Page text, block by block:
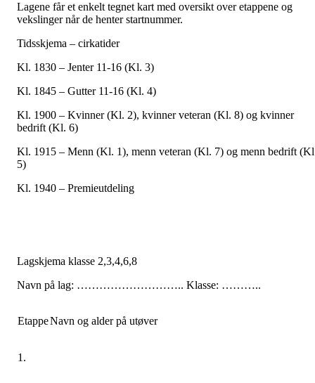
Lagene får et enkelt tegnet kart med oversikt over etappene og
vekslinger når de henter startnummer.
Tidsskjema – cirkatider
Kl. 1830 – Jenter 11-16 (Kl. 3)
Kl. 1845 – Gutter 11-16 (Kl. 4)
Kl. 1900 – Kvinner (Kl. 2), kvinner veteran (Kl. 8) og kvinner
bedrift (Kl. 6)
Kl. 1915 – Menn (Kl. 1), menn veteran (Kl. 7) og menn bedrift
5)
Kl. 1940 – Premieutdeling
Lagskjema klasse 2,3,4,6,8
Navn på lag: ……………………….. Klasse: ………..
EtappeNavn og alder på utøver
1.